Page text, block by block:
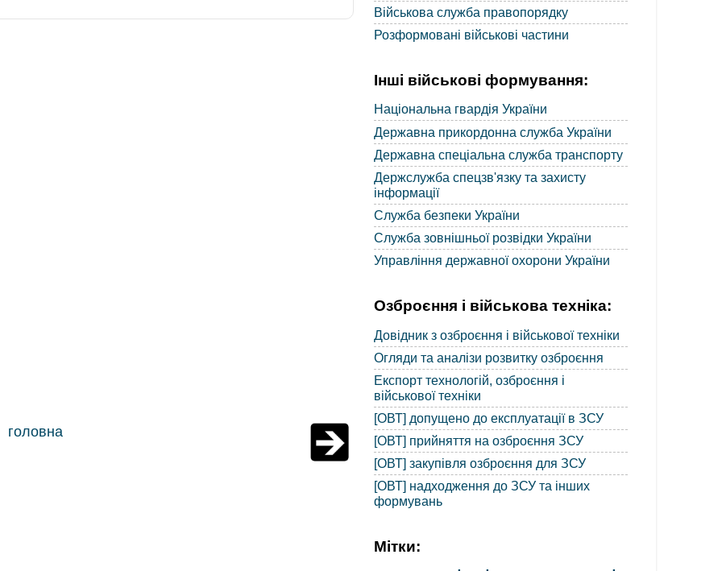
головна
Військова служба правопорядку
Розформовані військові частини
Інші військові формування:
Національна гвардія України
Державна прикордонна служба України
Державна спеціальна служба транспорту
Держслужба спецзв'язку та захисту
інформації
Служба безпеки України
Служба зовнішньої розвідки України
Управління державної охорони України
Озброєння і військова техніка:
Довідник з озброєння і військової техніки
Огляди та аналізи розвитку озброєння
Експорт технологій, озброєння і
військової техніки
[ОВТ] допущено до експлуатації в ЗСУ
[ОВТ] прийняття на озброєння ЗСУ
[ОВТ] закупівля озброєння для ЗСУ
[ОВТ] надходження до ЗСУ та інших
формувань
Мітки: